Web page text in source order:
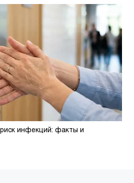
риск инфекций: факты и